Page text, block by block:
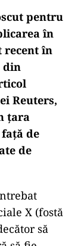
pentru
în
recent în
din
Reuters,
țara
de
de
X (fostă
să